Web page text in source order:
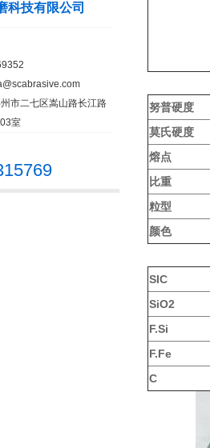
科技有限公司
市二七区嵩山路长江路
室
努普硬度
莫氏硬度
熔点
比重
粒型
颜色
SIC
SiO2
F.Si
F.Fe
C